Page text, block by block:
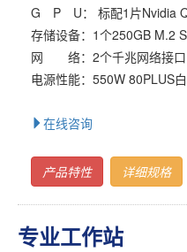
G P U： 标配1片Nvidia
存储设备：1个250GB M.2
网 络：2个千兆网络接口
电源性能：550W 80PLUS
在线咨询
产品特性 详细规格
专业工作站